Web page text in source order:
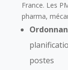
France. Les
pharma,
postes